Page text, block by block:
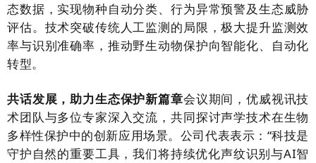
态数据，实现物种自动分类、行为异常预警及生态威胁
评估。技术突破传统人工监测的局限，极大提升监测效
率与识别准确率，推动野生动物保护向智能化、自动化
转型。
共话发展，助力生态保护新篇章会议期间，优威视讯技
术团队与多位专家深入交流，共同探讨声学技术在生物
多样性保护中的创新应用场景。公司代表表示：“科技是
守护自然的重要工具，我们将持续优化声纹识别与AI智